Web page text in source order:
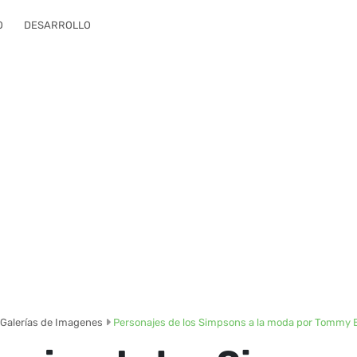
DESARROLLO
Galerías de Imagenes Personajes de los Simpsons a la moda por Tommy